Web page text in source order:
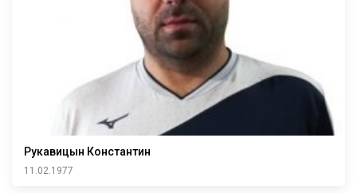
Рукавицын Константин
11.02.1977